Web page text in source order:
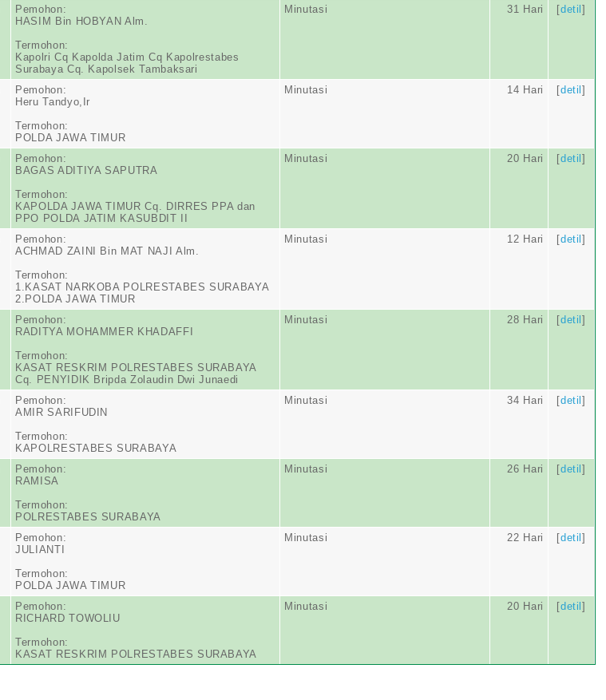
Pemohon:
HASIM Bin HOBYAN Alm.
Termohon:
Kapolri Cq Kapolda Jatim Cq Kapolrestabes
Surabaya Cq. Kapolsek Tambaksari
Minutasi 31 Hari [detil]
Pemohon:
Heru Tandyo,Ir
Termohon:
POLDA JAWA TIMUR
Minutasi 14 Hari [detil]
Pemohon:
BAGAS ADITIYA SAPUTRA
Termohon:
KAPOLDA JAWA TIMUR Cq. DIRRES PPA dan
PPO POLDA JATIM KASUBDIT II
Minutasi 20 Hari [detil]
Pemohon:
ACHMAD ZAINI Bin MAT NAJI Alm.
Termohon:
1.KASAT NARKOBA POLRESTABES SURABAYA
2.POLDA JAWA TIMUR
Minutasi 12 Hari [detil]
Pemohon:
RADITYA MOHAMMER KHADAFFI
Termohon:
KASAT RESKRIM POLRESTABES SURABAYA
Cq. PENYIDIK Bripda Zolaudin Dwi Junaedi
Minutasi 28 Hari [detil]
Pemohon:
AMIR SARIFUDIN
Termohon:
KAPOLRESTABES SURABAYA
Minutasi 34 Hari [detil]
Pemohon:
RAMISA
Termohon:
POLRESTABES SURABAYA
Minutasi 26 Hari [detil]
Pemohon:
JULIANTI
Termohon:
POLDA JAWA TIMUR
Minutasi 22 Hari [detil]
Pemohon:
RICHARD TOWOLIU
Termohon:
KASAT RESKRIM POLRESTABES SURABAYA
Minutasi 20 Hari [detil]